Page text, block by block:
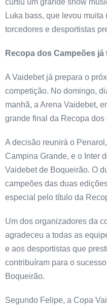
Luka bass, que levou
torcedores e desportistas
Recopa dos Campeões já
A Vaidebet já prepara o
competição. No domingo,
manhã, a Arena Vaidebet,
grande final da Recopa dos
A decisão reunirá o
Campina Grande, e o Inter
Vaidebet de Boqueirão. O
campeões das duas
especial pelo título da
Um dos organizadores da
agradeceu a todas as
e aos desportistas que
contribuíram para o
Boqueirão.
Segundo Felipe, a Copa